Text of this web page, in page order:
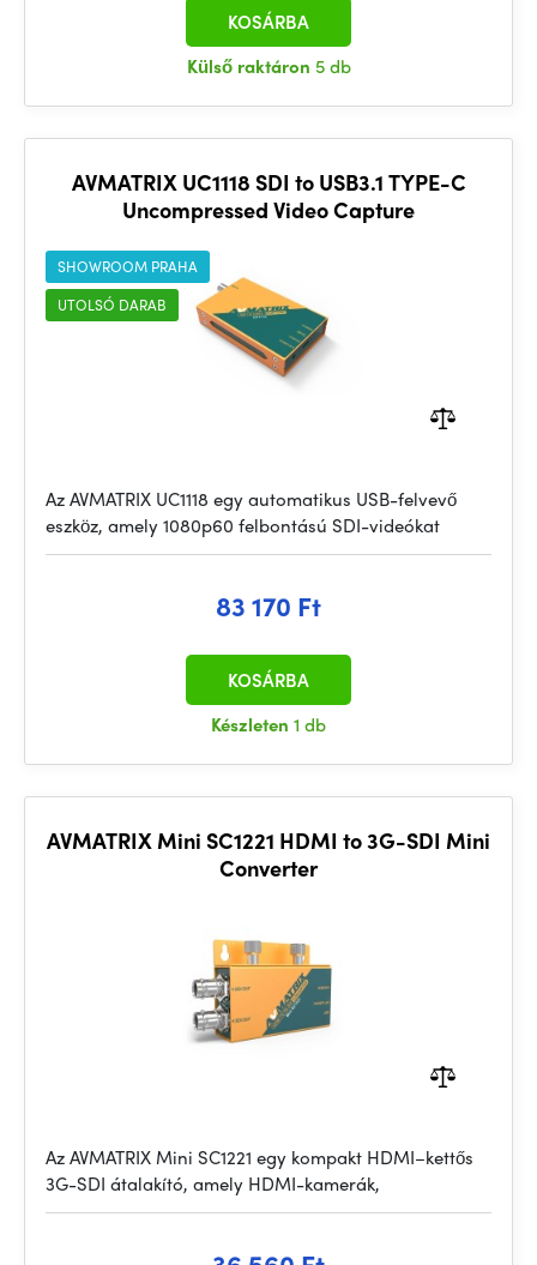
Külső raktáron 5 db
KOSÁRBA
AVMATRIX UC1118 SDI to USB3.1 TYPE-C
Uncompressed Video Capture
SHOWROOM PRAHA
UTOLSÓ DARAB
Az AVMATRIX UC1118 egy automatikus USB-felvevő
eszköz, amely 1080p60 felbontású SDI-videókat
83 170 Ft
Készleten 1 db
KOSÁRBA
AVMATRIX Mini SC1221 HDMI to 3G-SDI Mini
Converter
Az AVMATRIX Mini SC1221 egy kompakt HDMI–kettős
3G-SDI átalakító, amely HDMI-kamerák,